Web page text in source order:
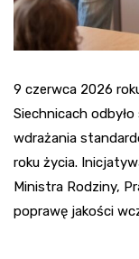
9 czerwca 2026
Siechnicach
wdrażania
roku życia.
Ministra Rodziny,
poprawę jakości